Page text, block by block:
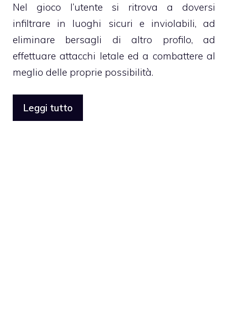
Nel gioco l’utente si ritrova a doversi
infiltrare in luoghi sicuri e inviolabili, ad
eliminare bersagli di altro profilo, ad
effettuare attacchi letale ed a combattere al
meglio delle proprie possibilità.
Leggi tutto